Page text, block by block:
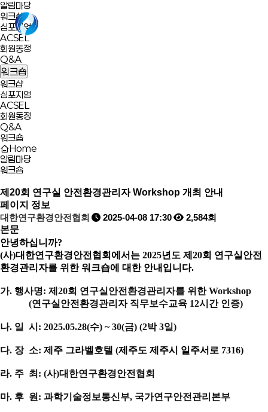
알림마당
워크샵
심포지엄
ACSEL
회원동정
Q&A
워크숍
워크샵
심포지엄
ACSEL
회원동정
Q&A
워크숍
Home
알림마당
워크숍
제20회 연구실 안전환경관리자 Workshop 개최 안내
페이지 정보
대한연구환경안전협회
2025-04-08 17:30
2,584회
본문
안녕하십니까?
(사)대한연구환경안전협회에서는 2025년도 제20회 연구실안전
환경관리자를 위한 워크숍에 대한 안내입니다.
가. 행사명: 제20회 연구실안전환경관리자를 위한Workshop
(연구실안전환경관리자 직무보수교육 12시간 인증)
나. 일 시 : 2025.05.28(수) ~ 30(금) (2박3일)
다. 장 소: 제주 그라벨호텔 (제주도 제주시 일주서로 7316)
라. 주 최 : (사)대한연구환경안전협회
마. 후 원: 과학기술정보통신부, 국가연구안전관리본부